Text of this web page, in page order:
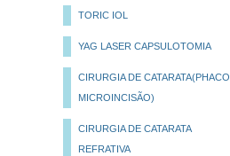
TORIC IOL
YAG LASER CAPSULOTOMIA
CIRURGIA DE CATARATA(PHACO
MICROINCISÃO)
CIRURGIA DE CATARATA
REFRATIVA